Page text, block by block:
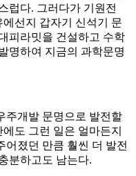
럽다. 그러다가 기원전
선지 갑자기 신석기 문
피라밋을 건설하고 수학
명하여 지금의 과학문명
주개발 문명으로 발전할
도 그런 일은 얼마든지
어졌던 만큼 훨씬 더 발전
분하고도 남는다.